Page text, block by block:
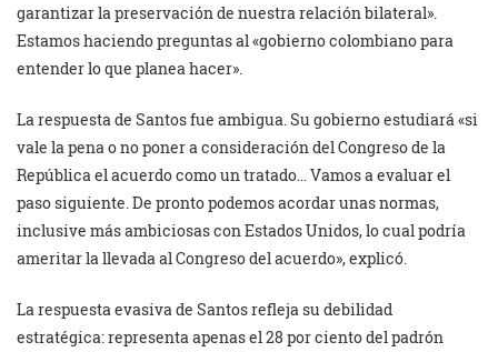
garantizar la preservación de nuestra relación bilateral».
Estamos haciendo preguntas al «gobierno colombiano para
entender lo que planea hacer».
La respuesta de Santos fue ambigua. Su gobierno estudiará «si
vale la pena o no poner a consideración del Congreso de la
República el acuerdo como un tratado… Vamos a evaluar el
paso siguiente. De pronto podemos acordar unas normas,
inclusive más ambiciosas con Estados Unidos, lo cual podría
ameritar la llevada al Congreso del acuerdo», explicó.
La respuesta evasiva de Santos refleja su debilidad
estratégica: representa apenas el 28 por ciento del padrón